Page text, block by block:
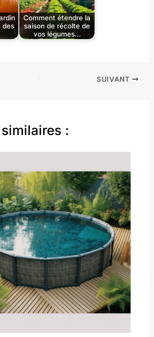
des
Comment étendre la
saison de récolte de
vos légumes…
SUIVANT
: